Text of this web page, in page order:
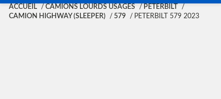
ACCUEIL CAMIONS LOURDS USAGÉS
PETERBILT
CAMION HIGHWAY (SLEEPER)
579 PETERBILT 579 2023